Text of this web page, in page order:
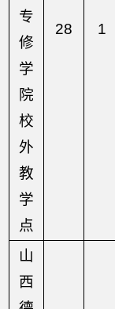
专
修
学
院
校
外
教
学
点
28 1
山
西